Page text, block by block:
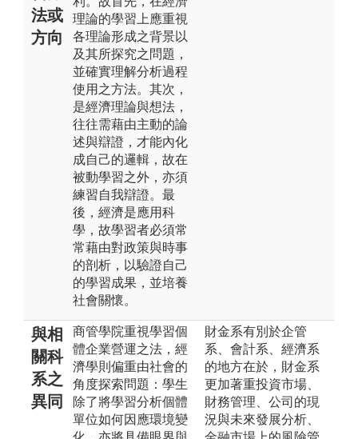
法或
方向
理論的學習上應重視
各理論形成之背景以
及其所探究之問題，
並確實理解分析過程
使用之方法。其次，
是經濟理論與想法，
往往需藉由主動的論
述與辯證，才能內化
成自己的邏輯，故在
被動學習之外，亦須
練習自我辯證。最
後，經濟是應用科
學，故學習者必須常
常藉由對政策與時事
的剖析，以驗證自己
的學習成果，並培養
社會關懷。
與相
關科
系之
異同
商管學院重視學習個
體企業營運之法，經
濟學則偏重由社會的
角度探索問題：學生
除了將學習分析個體
單位如何因應環境變
財金系有別於企管
系、會計系、經濟系
的地方在於，財金系
更加著重投資市場、
財務管理、公司的現
況與未來發展分析、